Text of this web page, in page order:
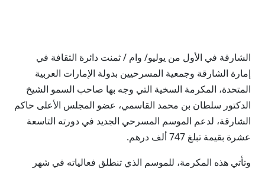
الشارقة في الأول من يوليو/ وام / ثمنت دائرة الثقافة في
إمارة الشارقة وجمعية المسرحيين بدولة الإمارات العربية
المتحدة، المكرمة السخية التي وجه بها صاحب السمو الشيخ
الدكتور سلطان بن محمد القاسمي، عضو المجلس الأعلى حاكم
الشارقة، لدعم الموسم المسرحي الجديد في دورته التاسعة
عشرة بقيمة تبلغ 747 ألف درهم.
وتأتي هذه المكرمة، للموسم الذي تنطلق فعالياته في شهر